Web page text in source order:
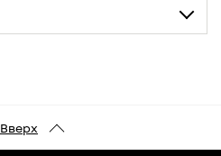
Вверх